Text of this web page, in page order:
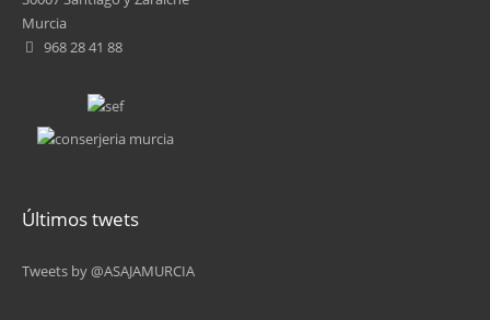
Murcia
968 28 41 88
Últimos twets
Tweets by @ASAJAMURCIA